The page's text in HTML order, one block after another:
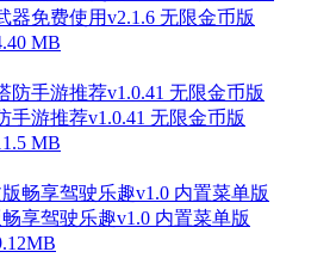
器免费使用v2.1.6 无限金币版
MB
手游推荐v1.0.41 无限金币版
MB
享驾驶乐趣v1.0 内置菜单版